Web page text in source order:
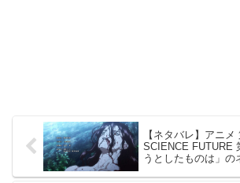
【ネタバレ】アニ
SCIENCE FUTURE
うとしたものは」の